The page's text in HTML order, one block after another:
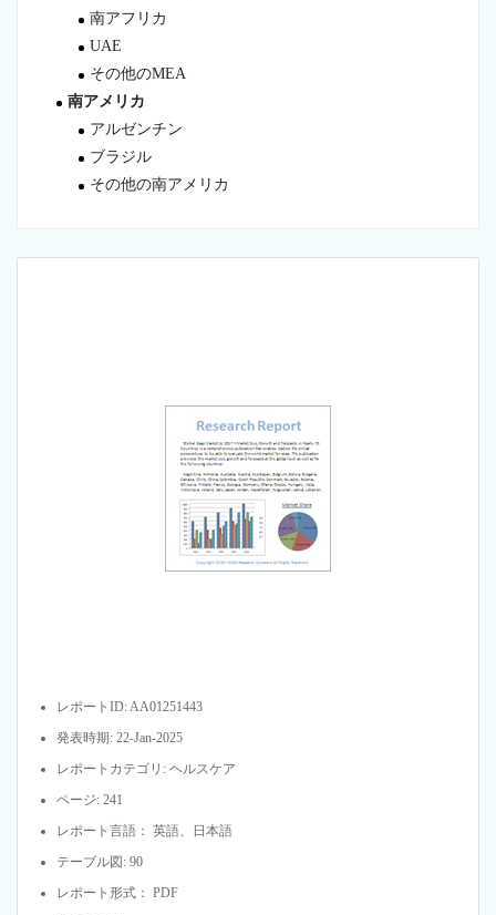
南アフリカ
UAE
その他のMEA
南アメリカ
アルゼンチン
ブラジル
その他の南アメリカ
レポートID: AA01251443
発表時期: 22-Jan-2025
レポートカテゴリ: ヘルスケア
ページ: 241
レポート言語： 英語、日本語
テーブル図: 90
レポート形式： PDF